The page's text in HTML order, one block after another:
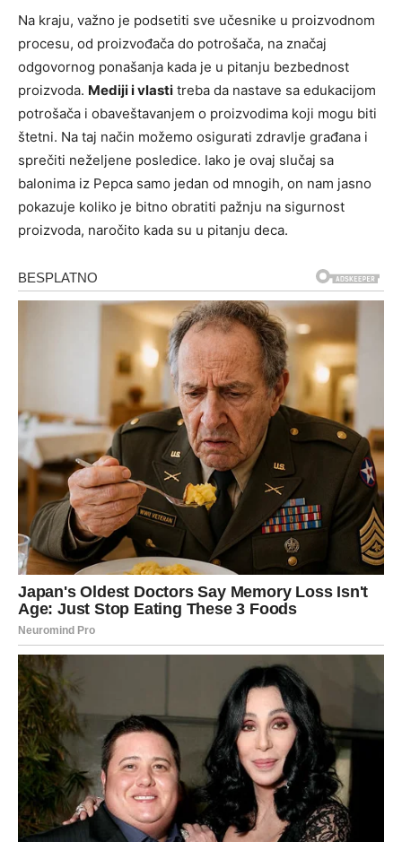
Na kraju, važno je podsetiti sve učesnike u proizvodnom
procesu, od proizvođača do potrošača, na značaj
odgovornog ponašanja kada je u pitanju bezbednost
proizvoda. Mediji i vlasti treba da nastave sa edukacijom
potrošača i obaveštavanjem o proizvodima koji mogu biti
štetni. Na taj način možemo osigurati zdravlje građana i
sprečiti neželjene posledice. Iako je ovaj slučaj sa
balonima iz Pepca samo jedan od mnogih, on nam jasno
pokazuje koliko je bitno obratiti pažnju na sigurnost
proizvoda, naročito kada su u pitanju deca.